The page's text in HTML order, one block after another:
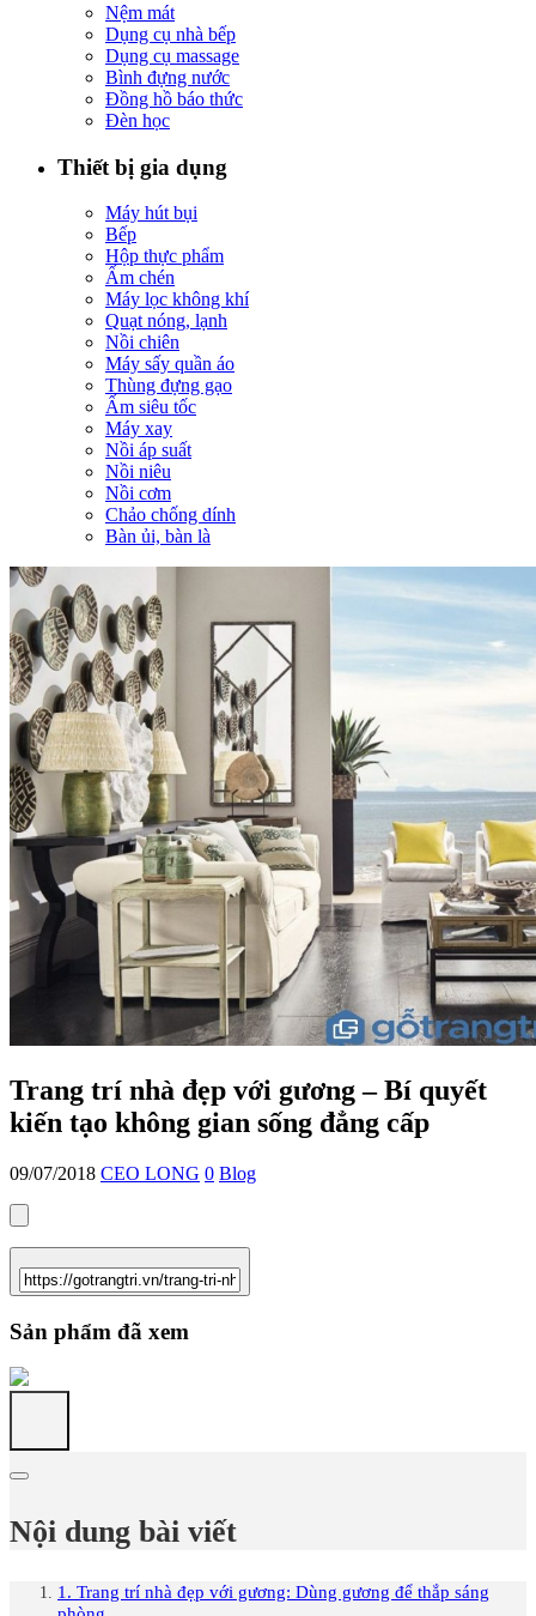
Nệm mát
Dụng cụ nhà bếp
Dụng cụ massage
Bình đựng nước
Đồng hồ báo thức
Đèn học
Thiết bị gia dụng
Máy hút bụi
Bếp
Hộp thực phẩm
Ấm chén
Máy lọc không khí
Quạt nóng, lạnh
Nồi chiên
Máy sấy quần áo
Thùng đựng gạo
Ấm siêu tốc
Máy xay
Nồi áp suất
Nồi niêu
Nồi cơm
Chảo chống dính
Bàn ủi, bàn là
Trang trí nhà đẹp với gương – Bí quyết
kiến tạo không gian sống đẳng cấp
09/07/2018 CEO LONG 0 Blog
Sản phẩm đã xem
Nội dung bài viết
1. Trang trí nhà đẹp với gương: Dùng gương để thắp sáng